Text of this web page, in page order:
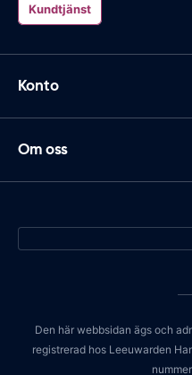
Kundtjänst
Konto
Om oss
Den här webbsidan ägs och
registrerad hos Leeuwarden